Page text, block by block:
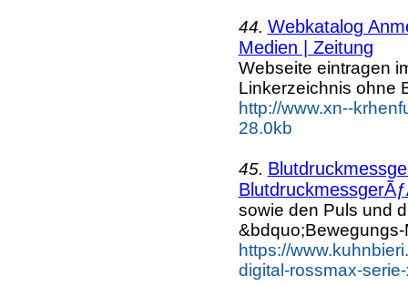
44. Webkatalog
Medien | Zeitung
Webseite eintragen
Linkerzeichnis ohne
http://www.xn--
28.0kb
45.
sowie den Puls und
https://
digital-rossmax-